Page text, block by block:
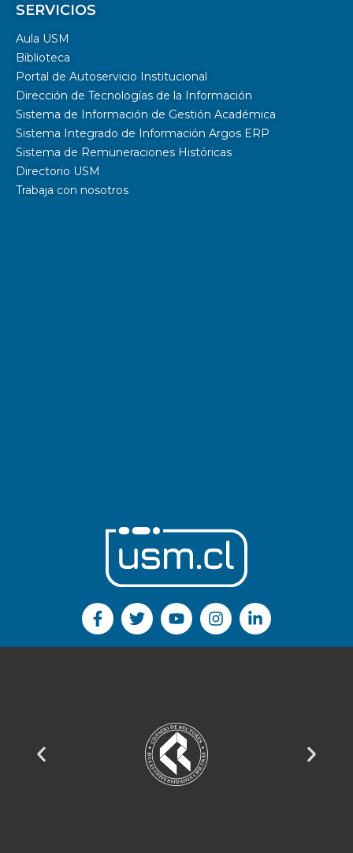
SERVICIOS
Aula USM
Biblioteca
Portal de Autoservicio Institucional
Dirección de Tecnologías de la Información
Sistema de Información de Gestión Académica
Sistema Integrado de Información Argos ERP
Sistema de Remuneraciones Históricas
Directorio USM
Trabaja con nosotros